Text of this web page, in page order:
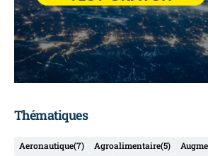
Thématiques
Aeronautique(7) Agroalimentaire(5)